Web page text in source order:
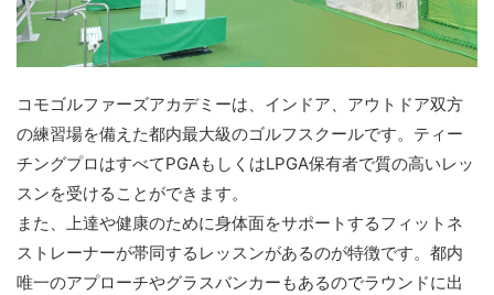
コモゴルファーズアカデミーは、インドア、アウトドア双方
の練習場を備えた都内最大級のゴルフスクールです。ティー
チングプロはすべてPGAもしくはLPGA保有者で質の高いレッ
スンを受けることができます。
また、上達や健康のために身体面をサポートするフィットネ
ストレーナーが帯同するレッスンがあるのが特徴です。都内
唯一のアプローチやグラスバンカーもあるのでラウンドに出